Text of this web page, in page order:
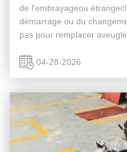
de l'embrayageou
démarrage ou du
pas pour remplacer
manuelle, la cause première
04-28-2026